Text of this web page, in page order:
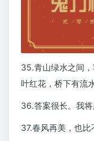
35.青山绿水之间
叶红花，桥下有流
36.答案很长。我
37.春风再美，也比